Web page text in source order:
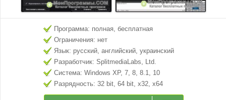
Программа: полная, бесплатная
Ограничения: нет
Язык: русский, английский, украинский
Разработчик: SplitmediaLabs, Ltd.
Система: Windows XP, 7, 8, 8.1, 10
Разрядность: 32 bit, 64 bit, x32, x64